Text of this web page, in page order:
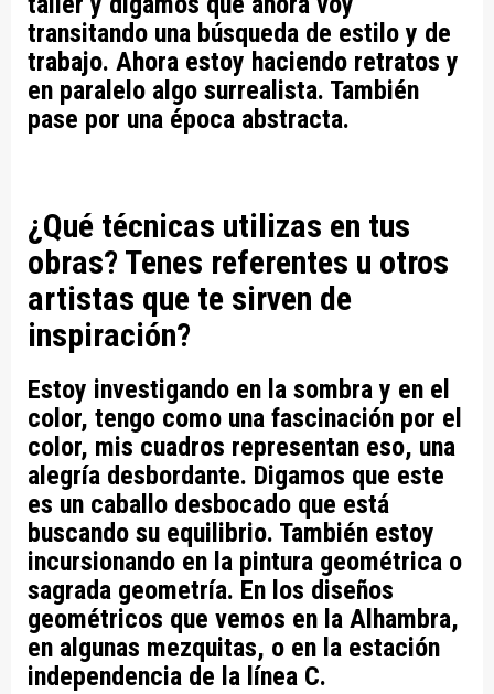
transitando una búsqueda de estilo y de
trabajo. Ahora estoy haciendo retratos y
en paralelo algo surrealista. También
pase por una época abstracta.
¿Qué técnicas utilizas en tus
obras? Tenes referentes u otros
artistas que te sirven de
inspiración?
Estoy investigando en la sombra y en el
color, tengo como una fascinación por el
color, mis cuadros representan eso, una
alegría desbordante. Digamos que este
es un caballo desbocado que está
buscando su equilibrio. También estoy
incursionando en la pintura geométrica o
sagrada geometría. En los diseños
geométricos que vemos en la Alhambra,
en algunas mezquitas, o en la estación
independencia de la línea C.